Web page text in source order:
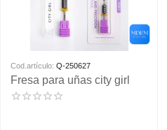
Cod.artículo: Q-250627
Fresa para uñas city girl